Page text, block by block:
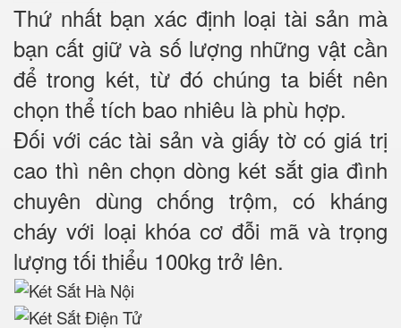
Thứ nhất bạn xác định loại tài sản mà
bạn cất giữ và số lượng những vật cần
để trong két, từ đó chúng ta biết nên
chọn thể tích bao nhiêu là phù hợp.
Đối với các tài sản và giấy tờ có giá trị
cao thì nên chọn dòng két sắt gia đình
chuyên dùng chống trộm, có kháng
cháy với loại khóa cơ đỗi mã và trọng
lượng tối thiểu 100kg trở lên.